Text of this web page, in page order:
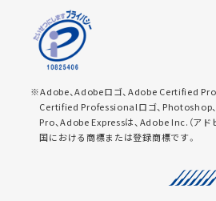
※Adobe、Adobeロゴ、Adobe Certified
Certified Professionalロゴ、Photoshop
Pro、Adobe Expressは、Adobe Inc.（アド
国における商標または登録商標です。